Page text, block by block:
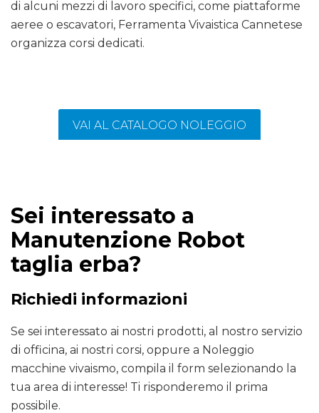
di alcuni mezzi di lavoro specifici, come piattaforme
aeree o escavatori, Ferramenta Vivaistica Cannetese
organizza corsi dedicati.
VAI AL CATALOGO NOLEGGIO
Sei interessato a
Manutenzione Robot
taglia erba?
Richiedi informazioni
Se sei interessato ai nostri prodotti, al nostro servizio
di officina, ai nostri corsi, oppure a Noleggio
macchine vivaismo, compila il form selezionando la
tua area di interesse! Ti risponderemo il prima
possibile.